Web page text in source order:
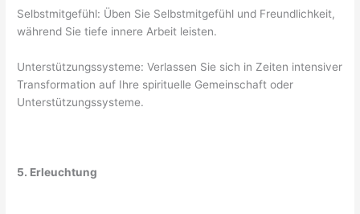
Selbstmitgefühl: Üben Sie Selbstmitgefühl und Freundlichkeit,
während Sie tiefe innere Arbeit leisten.
Unterstützungssysteme: Verlassen Sie sich in Zeiten intensiver
Transformation auf Ihre spirituelle Gemeinschaft oder
Unterstützungssysteme.
5. Erleuchtung